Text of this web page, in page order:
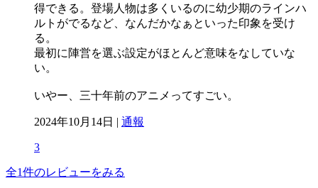
得できる。登場人物は多くいるのに幼少期のラインハ
ルトがでるなど、なんだかなぁといった印象を受け
る。
最初に陣営を選ぶ設定がほとんど意味をなしていな
い。
いやー、三十年前のアニメってすごい。
2024年10月14日 | 通報
3
全1件のレビューをみる